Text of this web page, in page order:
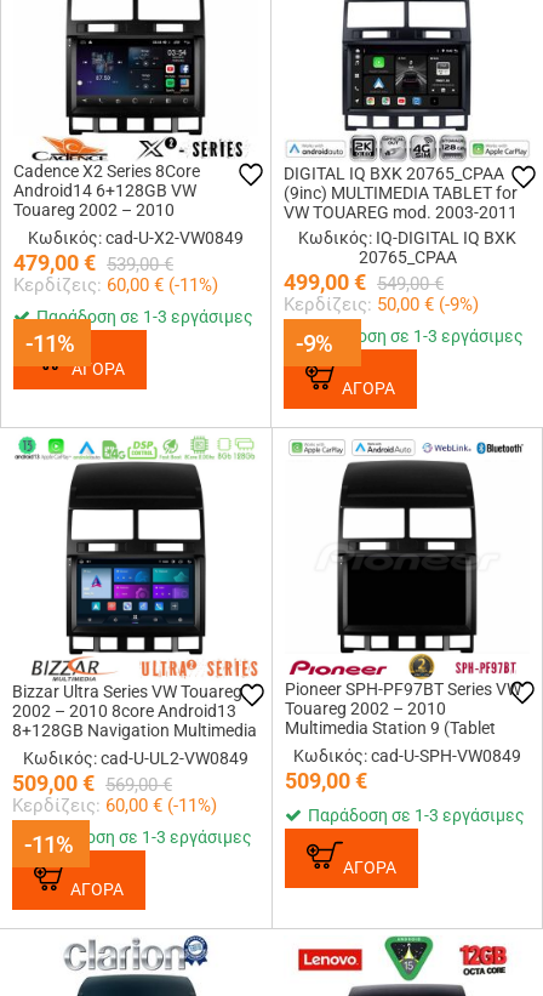
-11%
Cadence X2 Series 8Core
Android14 6+128GB VW
Touareg 2002 – 2010
Navigation Multimedia Tablet 9
Κωδικός: cad-U-X2-VW0849
479,00€ 539,00 €
Κερδίζεις: 60,00 € (-11%)
-11%
Παράδοση σε 1-3 εργάσιμες
ΑΓΟΡΑ
-9%
DIGITAL IQ BXK 20765_CPAA
(9inc) MULTIMEDIA TABLET for
VW TOUAREG mod. 2003-2011
Κωδικός: IQ-DIGITAL IQ BXK
20765_CPAA
499,00€ 549,00 €
Κερδίζεις: 50,00 € (-9%)
-9%
Παράδοση σε 1-3 εργάσιμες
ΑΓΟΡΑ
-11%
Bizzar Ultra Series VW Touareg
2002 – 2010 8core Android13
8+128GB Navigation Multimedia
Tablet 9
Κωδικός: cad-U-UL2-VW0849
509,00€ 569,00 €
Κερδίζεις: 60,00 € (-11%)
-11%
Παράδοση σε 1-3 εργάσιμες
ΑΓΟΡΑ
Pioneer SPH-PF97BT Series VW
Touareg 2002 – 2010
Multimedia Station 9 (Tablet
Style) Με Carplay &amp;
Android Auto
Κωδικός: cad-U-SPH-VW0849
509,00€
Παράδοση σε 1-3 εργάσιμες
ΑΓΟΡΑ